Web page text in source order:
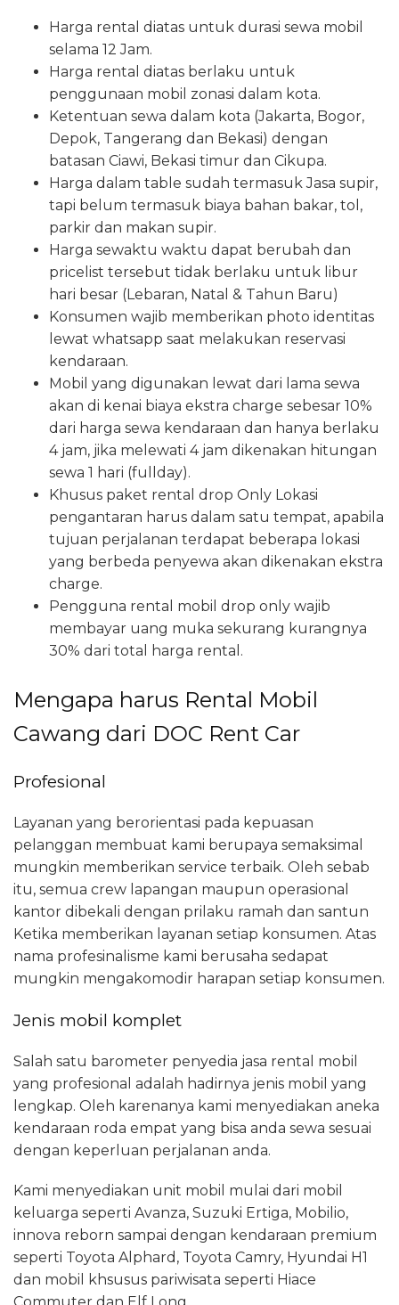
Harga rental diatas untuk durasi sewa mobil
selama 12 Jam.
Harga rental diatas berlaku untuk
penggunaan mobil zonasi dalam kota.
Ketentuan sewa dalam kota (Jakarta, Bogor,
Depok, Tangerang dan Bekasi) dengan
batasan Ciawi, Bekasi timur dan Cikupa.
Harga dalam table sudah termasuk Jasa supir,
tapi belum termasuk biaya bahan bakar, tol,
parkir dan makan supir.
Harga sewaktu waktu dapat berubah dan
pricelist tersebut tidak berlaku untuk libur
hari besar (Lebaran, Natal & Tahun Baru)
Konsumen wajib memberikan photo identitas
lewat whatsapp saat melakukan reservasi
kendaraan.
Mobil yang digunakan lewat dari lama sewa
akan di kenai biaya ekstra charge sebesar 10%
dari harga sewa kendaraan dan hanya berlaku
4 jam, jika melewati 4 jam dikenakan hitungan
sewa 1 hari (fullday).
Khusus paket rental drop Only Lokasi
pengantaran harus dalam satu tempat, apabila
tujuan perjalanan terdapat beberapa lokasi
yang berbeda penyewa akan dikenakan ekstra
charge.
Pengguna rental mobil drop only wajib
membayar uang muka sekurang kurangnya
30% dari total harga rental.
Mengapa harus Rental Mobil
Cawang dari DOC Rent Car
Profesional
Layanan yang berorientasi pada kepuasan
pelanggan membuat kami berupaya semaksimal
mungkin memberikan service terbaik. Oleh sebab
itu, semua crew lapangan maupun operasional
kantor dibekali dengan prilaku ramah dan santun
Ketika memberikan layanan setiap konsumen. Atas
nama profesinalisme kami berusaha sedapat
mungkin mengakomodir harapan setiap konsumen.
Jenis mobil komplet
Salah satu barometer penyedia jasa rental mobil
yang profesional adalah hadirnya jenis mobil yang
lengkap. Oleh karenanya kami menyediakan aneka
kendaraan roda empat yang bisa anda sewa sesuai
dengan keperluan perjalanan anda.
Kami menyediakan unit mobil mulai dari mobil
keluarga seperti Avanza, Suzuki Ertiga, Mobilio,
innova reborn sampai dengan kendaraan premium
seperti Toyota Alphard, Toyota Camry, Hyundai H1
dan mobil khsusus pariwisata seperti Hiace
Commuter dan Elf Long.